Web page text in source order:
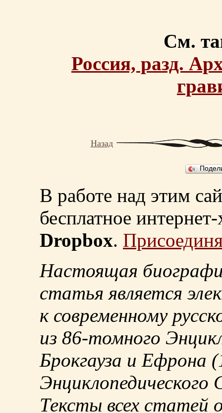
См.
Россия, разд.
Назад
В работе над этим
бесплатное
Dropbox.
Настоящая
статья является
к современному
из 86-томного
Брокгауза и Ефрона
Энциклопедического
Тексты всех статей